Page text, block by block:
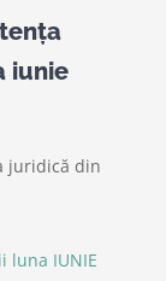
iunie
juridică din
luna IUNIE